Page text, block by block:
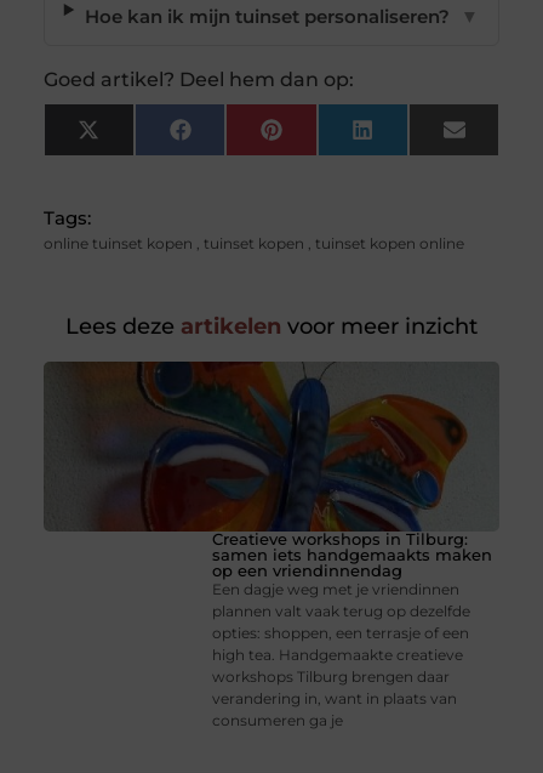
Hoe kan ik mijn tuinset personaliseren? ▼
Goed artikel? Deel hem dan op:
X
(Twitter)
FacebookPinterest LinkedIn Email
Tags:
online tuinset kopen , tuinset kopen , tuinset kopen online
Lees deze artikelen voor meer inzicht
Creatieve workshops in Tilburg:
samen iets handgemaakts maken
op een vriendinnendag
Een dagje weg met je vriendinnen
plannen valt vaak terug op dezelfde
opties: shoppen, een terrasje of een
high tea. Handgemaakte creatieve
workshops Tilburg brengen daar
verandering in, want in plaats van
consumeren ga je